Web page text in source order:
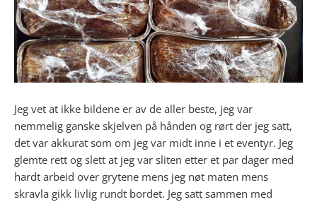
Jeg vet at ikke bildene er av de aller beste, jeg var
nemmelig ganske skjelven på hånden og rørt der jeg satt,
det var akkurat som om jeg var midt inne i et eventyr. Jeg
glemte rett og slett at jeg var sliten etter et par dager med
hardt arbeid over grytene mens jeg nøt maten mens
skravla gikk livlig rundt bordet. Jeg satt sammen med